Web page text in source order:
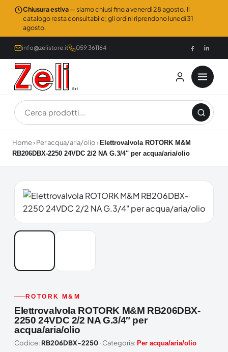
Chiusura estiva— siamo chiusi fino a venerdì 28 agosto. Il
catalogo resta consultabile; gli ordini riprendono lunedì 31
agosto.
info@zelistore.it 059 361164
Home›Per acqua/aria/olio› Elettrovalvola ROTORK M&M
RB206DBX-2250 24VDC 2/2 NA G.3/4" per acqua/aria/olio
ROTORK M&M
Elettrovalvola ROTORK M&M RB206DBX-
2250 24VDC 2/2 NA G.3/4″ per
acqua/aria/olio
Codice: RB206DBX-2250· Categoria: Per acqua/aria/olio